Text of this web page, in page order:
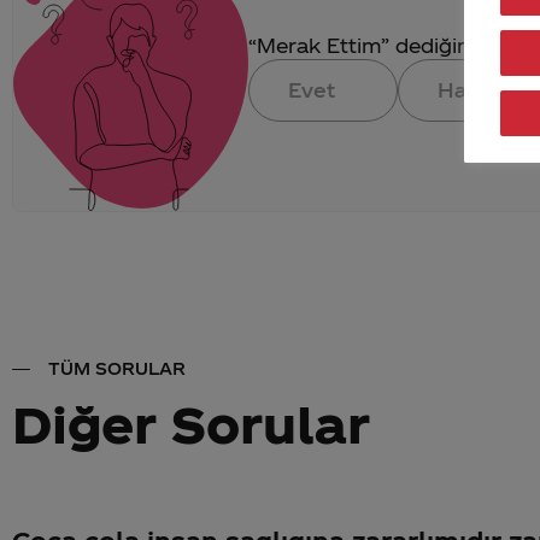
“Merak Ettim” dediğin
Evet
Hayır
TÜM SORULAR
Diğer Sorular